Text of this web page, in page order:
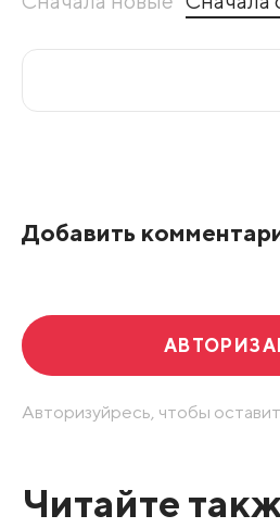
Добавить
Авторизуйресь, чтобы
Читайте